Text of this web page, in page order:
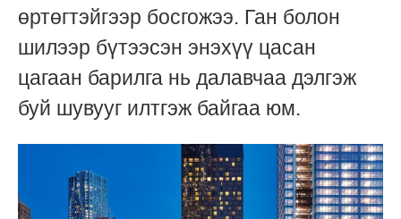
өртөгтэйгээр босгожээ. Ган болон
шилээр бүтээсэн энэхүү цасан
цагаан барилга нь далавчаа дэлгэж
буй шувууг илтгэж байгаа юм.